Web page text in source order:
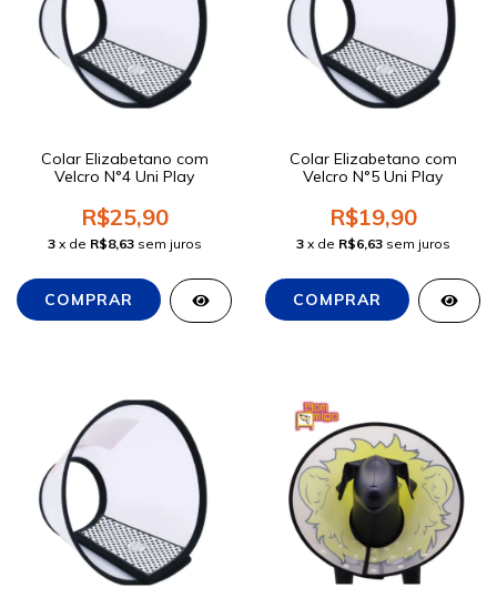
Colar Elizabetano com
Velcro N°4 Uni Play
R$25,90
3 x de R$8,63 sem juros
Colar Elizabetano com
Velcro N°5 Uni Play
R$19,90
3 x de R$6,63 sem juros